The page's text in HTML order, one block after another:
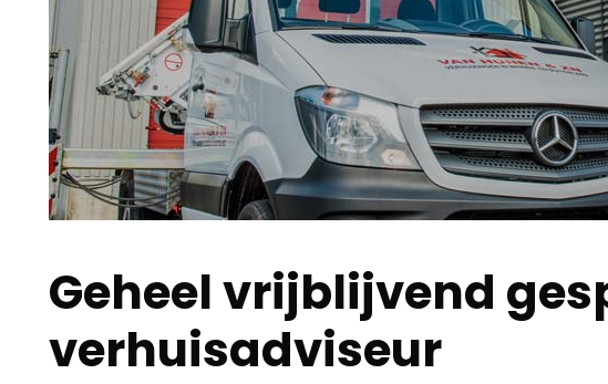
Geheel vrijblijvend
verhuisadviseur